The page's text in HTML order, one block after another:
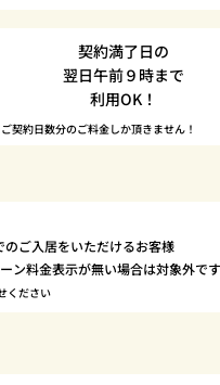
契約満了日の
翌日午前９時まで
利用OK！
契約日数分のご料金しか頂きません！
のご入居をいただけるお客様
ン料金表示が無い場合は対象外です
ください